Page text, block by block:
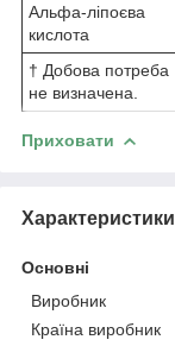
Альфа-ліпоєва
кислота
† Добова потреба
не визначена.
Приховати
Характеристики
Основні
Виробник
Країна виробник